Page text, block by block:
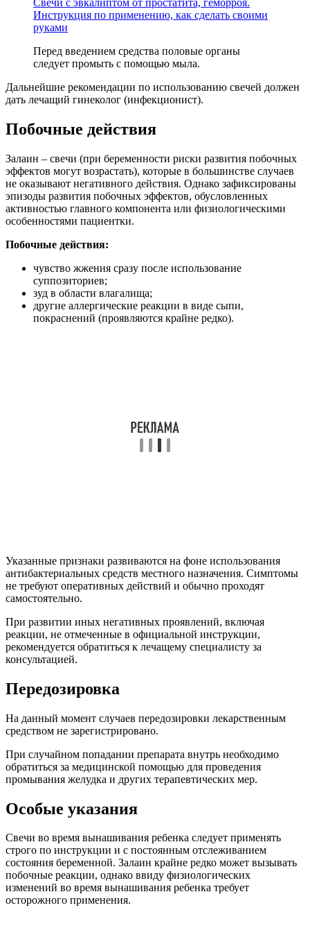
Свечи с эвкалиптом от простатита, геморроя.
Инструкция по применению, как сделать своими
руками
Перед введением средства половые органы
следует промыть с помощью мыла.
Дальнейшие рекомендации по использованию свечей должен
дать лечащий гинеколог (инфекционист).
Побочные действия
Залаин – свечи (при беременности риски развития побочных
эффектов могут возрастать), которые в большинстве случаев
не оказывают негативного действия. Однако зафиксированы
эпизоды развития побочных эффектов, обусловленных
активностью главного компонента или физиологическими
особенностями пациентки.
Побочные действия:
чувство жжения сразу после использование
суппозиториев;
зуд в области влагалища;
другие аллергические реакции в виде сыпи,
покраснений (проявляются крайне редко).
Указанные признаки развиваются на фоне использования
антибактериальных средств местного назначения. Симптомы
не требуют оперативных действий и обычно проходят
самостоятельно.
При развитии иных негативных проявлений, включая
реакции, не отмеченные в официальной инструкции,
рекомендуется обратиться к лечащему специалисту за
консультацией.
Передозировка
На данный момент случаев передозировки лекарственным
средством не зарегистрировано.
При случайном попадании препарата внутрь необходимо
обратиться за медицинской помощью для проведения
промывания желудка и других терапевтических мер.
Особые указания
Свечи во время вынашивания ребенка следует применять
строго по инструкции и с постоянным отслеживанием
состояния беременной. Залаин крайне редко может вызывать
побочные реакции, однако ввиду физиологических
изменений во время вынашивания ребенка требует
осторожного применения.